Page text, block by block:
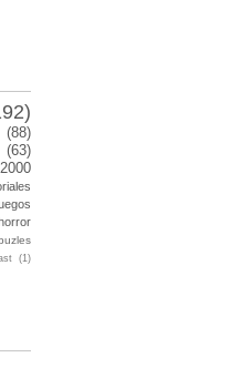
(88)
(63)
(1)